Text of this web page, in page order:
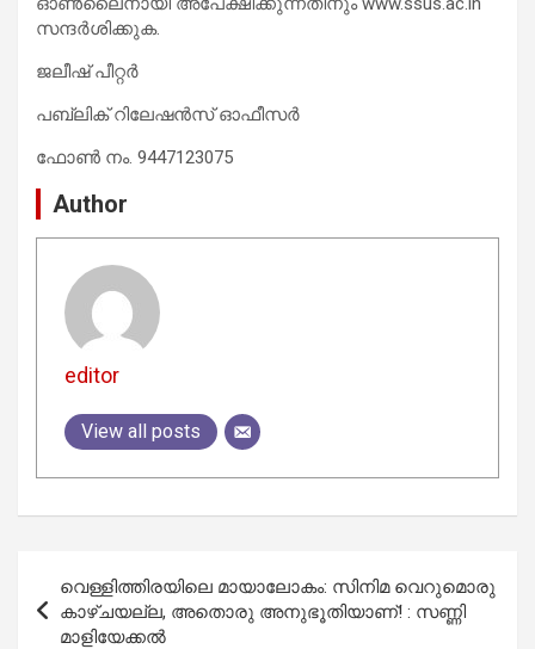
സന്ദര്‍ശിക്കുക.
ജലീഷ് പീറ്റര്‍
പബ്ലിക് റിലേഷന്‍സ് ഓഫീസര്‍
ഫോണ്‍ നം. 9447123075
Author
editor
View all posts
navigation
വെള്ളിത്തിരയിലെ മായാലോകം: സിനിമ വെറുമൊരു
കാഴ്ചയല്ല, അതൊരു അനുഭൂതിയാണ്! : സണ്ണി
മാളിയേക്കൽ